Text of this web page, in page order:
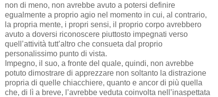
non di meno, non avrebbe avuto a potersi definire
egualmente a proprio agio nel momento in cui, al contrario,
la propria mente, i propri sensi, il proprio corpo avrebbero
avuto a doversi riconoscere piuttosto impegnati verso
quell’attività tutt’altro che consueta dal proprio
personalissimo punto di vista.
Impegno, il suo, a fronte del quale, quindi, non avrebbe
potuto dimostrare di apprezzare non soltanto la distrazione
propria di quelle chiacchiere, quanto e ancor di più quella
che, di lì a breve, l’avrebbe veduta coinvolta nell’inaspettata